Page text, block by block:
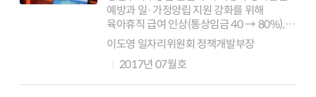
예방과 일·가정양립 지원 강화를 위해
육아휴직 급여 인상(통상임금 40 → 80%),
배우자 출산휴가기간 확대, 불필요한 야근
줄이기, 퇴근 후 업무연락 자제, 유연근무 확대
등 ‘근무혁신 10대 제안’을 실천하는...
이도영 일자리위원회 정책개발부장
2017년 07월호